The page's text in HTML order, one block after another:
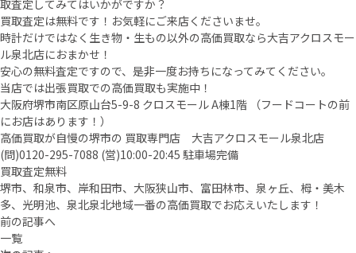
取査定してみてはいかがですか？
買取査定は無料です！お気軽にご来店くださいませ。
時計だけではなく生き物・生もの以外の高価買取なら大吉アクロスモー
ル泉北店におまかせ！
安心の無料査定ですので、是非一度お持ちになってみてください。
当店では出張買取での高価買取も実施中！
大阪府堺市南区原山台5-9-8 クロスモール A棟1階 （フードコートの前
にお店はあります！）
高価買取が自慢の堺市の 買取専門店 大吉アクロスモール泉北店
(問)0120-295-7088 (営)10:00-20:45 駐車場完備
買取査定無料
堺市、和泉市、岸和田市、大阪狭山市、富田林市、泉ヶ丘、栂・美木
多、光明池、泉北泉北地域一番の高価買取でお応えいたします！
前の記事へ
一覧